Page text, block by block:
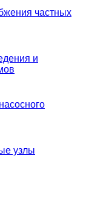
частных
и
узлы